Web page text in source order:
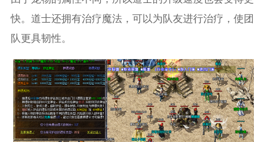
快。道士还拥有治疗魔法，可以为队友进行治疗，使团
队更具韧性。